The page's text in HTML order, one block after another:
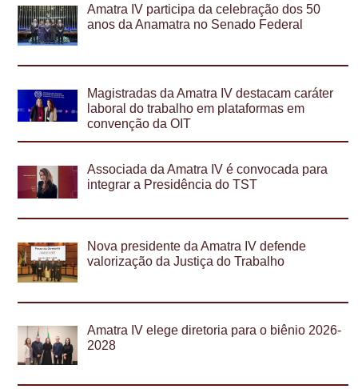
Amatra IV participa da celebração dos 50
anos da Anamatra no Senado Federal
Magistradas da Amatra IV destacam caráter
laboral do trabalho em plataformas em
convenção da OIT
Associada da Amatra IV é convocada para
integrar a Presidência do TST
Nova presidente da Amatra IV defende
valorização da Justiça do Trabalho
Amatra IV elege diretoria para o biênio 2026-
2028